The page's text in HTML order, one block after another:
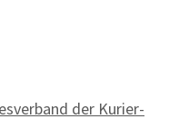
der Kurier-